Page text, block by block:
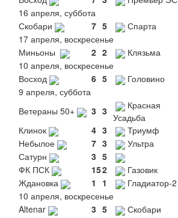
16 апреля, суббота
Скобари
7 5 Спарта
17 апреля, воскресенье
Миньоны
2 2 Клязьма
10 апреля, воскресенье
Восход
6 5 Головино
9 апреля, суббота
Ветераны 50+
3 3
Красная
Усадьба
Клинок
4 3 Триумф
Небылое
7 3 Ультра
Сатурн
3 5
ФК ПСК
152 Газовик
Ждановка
1 1 Гладиатор-2
10 апреля, воскресенье
Altenar
3 5 Скобари